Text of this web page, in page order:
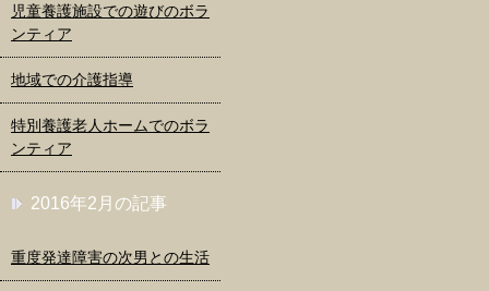
児童養護施設での遊びのボラ
ンティア
地域での介護指導
特別養護老人ホームでのボラ
ンティア
2016年2月の記事
重度発達障害の次男との生活